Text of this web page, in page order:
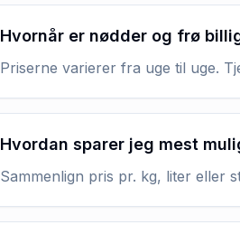
Hvornår er nødder og frø
Priserne varierer fra uge til uge.
Hvordan sparer jeg mest
Sammenlign pris pr. kg, liter eller